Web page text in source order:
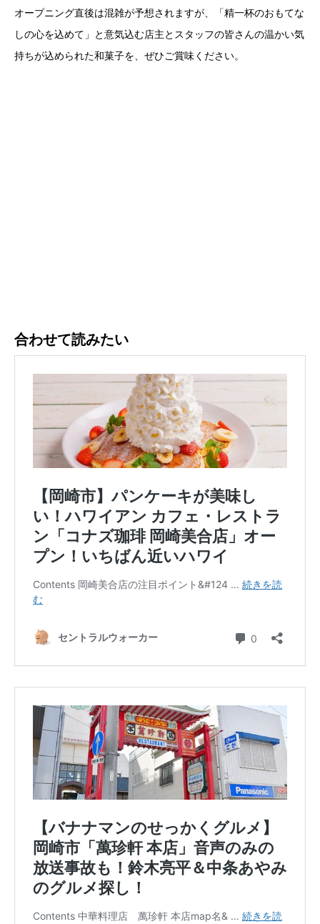
オープニング直後は混雑が予想されますが、「精一杯のおもてな
しの心を込めて」と意気込む店主とスタッフの皆さんの温かい気
持ちが込められた和菓子を、ぜひご賞味ください。
合わせて読みたい